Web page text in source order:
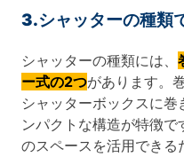
3.シャッターの種類
シャッターの種類には、
ー式の2つがあります。
シャッターボックスに
ンパクトな構造が特徴
のスペースを活用でき